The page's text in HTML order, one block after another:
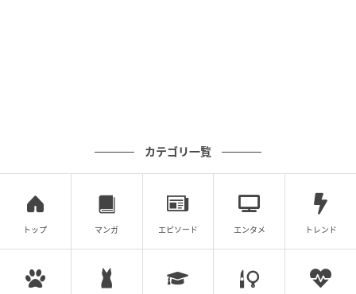
ートのほか、住宅ローンや相続などの幅広い業務に携
わる。法人営業では、事業性融資や法人向けの運用商
品販売を担当。現在は金融・法律ジャンルを中心にラ
イターとして活動。銀行員時代の経験や保有資格を活
かし、専門的な内容を分かりやすく丁寧に解説するこ
とを得意とする。
カテゴリ一覧
トップ マンガ エピソード エンタメ トレンド